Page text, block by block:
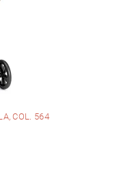
COL. 564